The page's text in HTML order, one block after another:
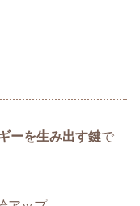
ーを生み出す鍵で